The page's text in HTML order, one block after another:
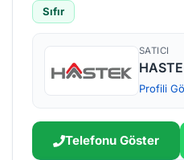
Sıfır
SATICI
Profili
Telefonu Göster